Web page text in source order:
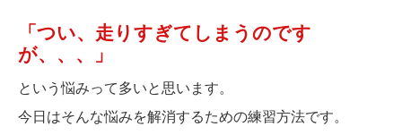
「つい、走りすぎてしまうのです
が、、、」
という悩みって多いと思います。
今日はそんな悩みを解消するための練習方法です。